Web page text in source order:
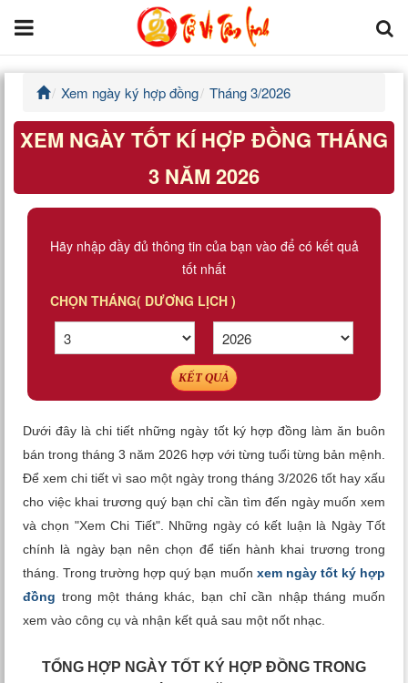
Trang chủ
Tử Vi Đẩu Số
Tử Vi 12 Con Giáp
Văn Hoa Tâm linh
Xem tuổi
Xem bói
Tướng số
Cung hoàng đạo
Xem ngày ký hợp đồng Tháng 3/2026
XEM NGÀY TỐT KÍ HỢP ĐỒNG THÁNG
3 NĂM 2026
Hãy nhập đầy đủ thông tin của bạn vào để có kết quả
tốt nhất
CHỌN THÁNG( DƯƠNG LỊCH )
KẾT QUẢ
Dưới đây là chi tiết những ngày tốt ký hợp đồng làm ăn buôn
bán trong tháng 3 năm 2026 hợp với từng tuổi từng bản mệnh.
Để xem chi tiết vì sao một ngày trong tháng 3/2026 tốt hay xấu
cho việc khai trương quý bạn chỉ cần tìm đến ngày muốn xem
và chọn "Xem Chi Tiết". Những ngày có kết luận là Ngày Tốt
chính là ngày bạn nên chọn để tiến hành khai trương trong
tháng. Trong trường hợp quý bạn muốn xem ngày tốt ký hợp
đồng trong một tháng khác, bạn chỉ cần nhập tháng muốn
xem vào công cụ và nhận kết quả sau một nốt nhạc.
TỔNG HỢP NGÀY TỐT KÝ HỢP ĐỒNG TRONG